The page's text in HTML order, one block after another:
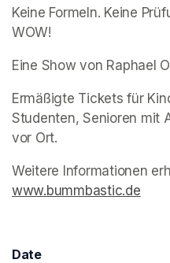
Keine Formeln. Keine
WOW!
Eine Show von Raphael
Ermäßigte Tickets für
Studenten, Senioren mit
vor Ort.
www.bummbastic.de
Date